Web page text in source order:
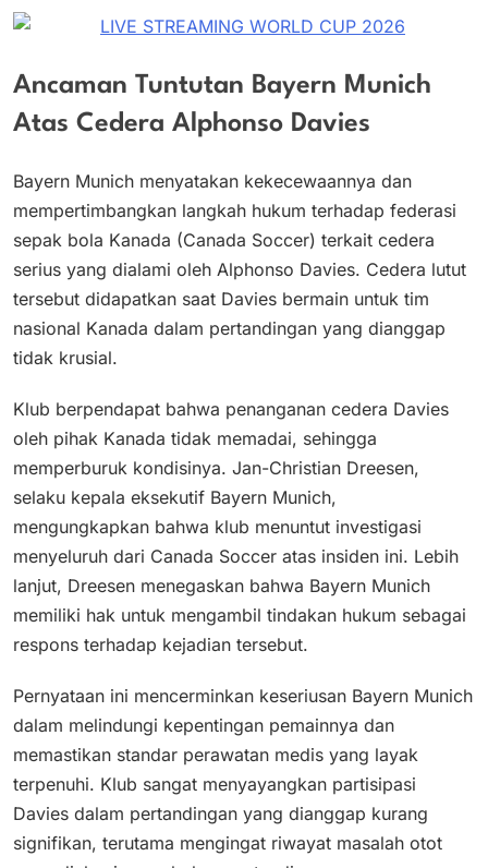
Ancaman Tuntutan Bayern Munich
Atas Cedera Alphonso Davies
Bayern Munich menyatakan kekecewaannya dan
mempertimbangkan langkah hukum terhadap federasi
sepak bola Kanada (Canada Soccer) terkait cedera
serius yang dialami oleh Alphonso Davies. Cedera lutut
tersebut didapatkan saat Davies bermain untuk tim
nasional Kanada dalam pertandingan yang dianggap
tidak krusial.
Klub berpendapat bahwa penanganan cedera Davies
oleh pihak Kanada tidak memadai, sehingga
memperburuk kondisinya. Jan-Christian Dreesen,
selaku kepala eksekutif Bayern Munich,
mengungkapkan bahwa klub menuntut investigasi
menyeluruh dari Canada Soccer atas insiden ini. Lebih
lanjut, Dreesen menegaskan bahwa Bayern Munich
memiliki hak untuk mengambil tindakan hukum sebagai
respons terhadap kejadian tersebut.
Pernyataan ini mencerminkan keseriusan Bayern Munich
dalam melindungi kepentingan pemainnya dan
memastikan standar perawatan medis yang layak
terpenuhi. Klub sangat menyayangkan partisipasi
Davies dalam pertandingan yang dianggap kurang
signifikan, terutama mengingat riwayat masalah otot